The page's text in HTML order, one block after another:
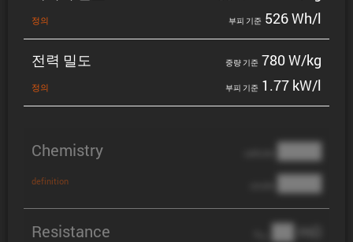
정의 부피 기준 526 Wh/l
전력 밀도
정의
중량 기준 780 W/kg
부피 기준 1.77 kW/l
Chemistry
definition
████
████
Resistance ██ mΩ